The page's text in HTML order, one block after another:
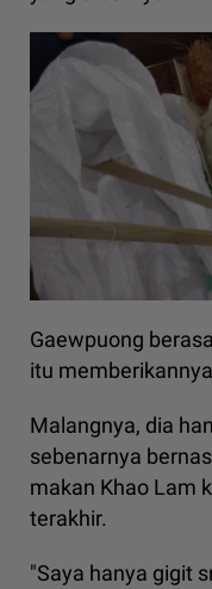
Gaewpuong
itu
Malangnya, dia
sebenarnya
makan Khao Lam
terakhir.
"Saya hanya gigit